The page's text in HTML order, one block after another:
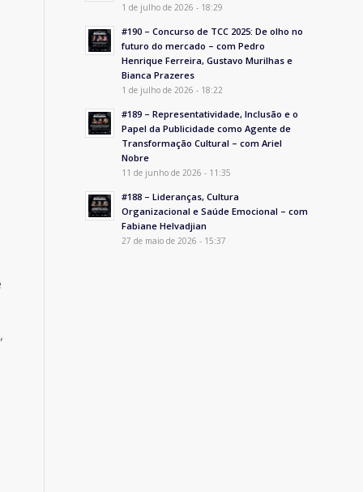
1 de julho de 2026 - 18:29
#190 – Concurso de TCC 2025: De olho no
futuro do mercado – com Pedro
Henrique Ferreira, Gustavo Murilhas e
Bianca Prazeres
1 de julho de 2026 - 18:22
#189 – Representatividade, Inclusão e o
Papel da Publicidade como Agente de
Transformação Cultural – com Ariel
Nobre
11 de junho de 2026 - 11:35
#188 – Lideranças, Cultura
Organizacional e Saúde Emocional – com
Fabiane Helvadjian
27 de maio de 2026 - 15:37